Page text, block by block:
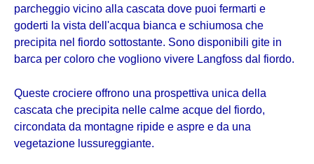
parcheggio vicino alla cascata dove puoi fermarti e
goderti la vista dell'acqua bianca e schiumosa che
precipita nel fiordo sottostante. Sono disponibili gite in
barca per coloro che vogliono vivere Langfoss dal fiordo.
Queste crociere offrono una prospettiva unica della
cascata che precipita nelle calme acque del fiordo,
circondata da montagne ripide e aspre e da una
vegetazione lussureggiante.